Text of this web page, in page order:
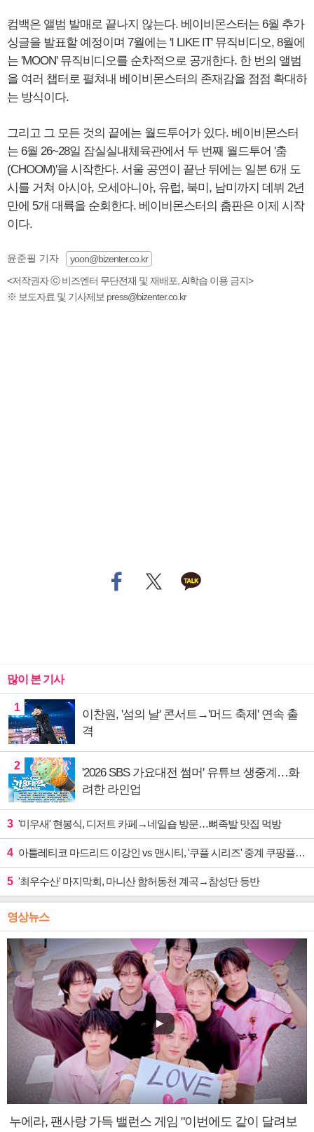
컴백은 앨범 발매로 끝나지 않는다. 베이비몬스터는 6월 추가
싱글을 발표할 예정이며 7월에는 'I LIKE IT' 뮤직비디오, 8월에
는 'MOON' 뮤직비디오를 순차적으로 공개한다. 한 번의 앨범
을 여러 챕터로 펼쳐내 베이비몬스터의 존재감을 점점 확대하
는 방식이다.
그리고 그 모든 것의 끝에는 월드투어가 있다. 베이비몬스터
는 6월 26~28일 잠실실내체육관에서 두 번째 월드투어 '춤
(CHOOM)'을 시작한다. 서울 공연이 끝난 뒤에는 일본 6개 도
시를 거쳐 아시아, 오세아니아, 유럽, 북미, 남미까지 데뷔 2년
만에 5개 대륙을 순회한다. 베이비몬스터의 춤판은 이제 시작
이다.
윤준필 기자
yoon@bizenter.co.kr
<저작권자 ⓒ 비즈엔터 무단전재 및 재배포, AI학습 이용 금지>
※ 보도자료 및 기사제보 press@bizenter.co.kr
많이 본 기사
1
이찬원, '섬의 날' 콘서트→'머드 축제' 연속 출
격
2
'2026 SBS 가요대전 썸머' 유튜브 생중계…화
려한 라인업
3 '미우새' 현봉식, 디저트 카페→네일숍 방문…뼈족발 맛집 먹방
4 아틀레티코 마드리드 이강인 vs 맨시티, '쿠플 시리즈' 중계 쿠팡플레이
5 '최우수산' 마지막회, 마니산 함허동천 계곡→참성단 등반
영상뉴스
누에라, 팬사랑 가득 밸런스 게임 "이번에도 같이 달려보